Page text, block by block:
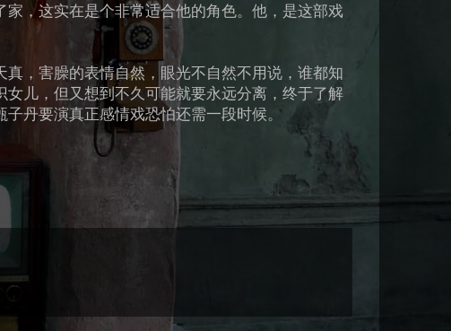
，这实在是个非常适合他的角色。他，是这部戏
，害臊的表情自然，眼光不自然不用说，谁都知
儿，但又想到不久可能就要永远分离，终于了解
丹要演真正感情戏恐怕还需一段时候。